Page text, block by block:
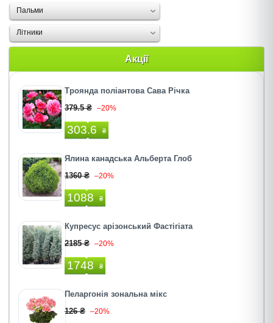
Пальми
Літники
Акції
Троянда поліантова Сава Річка
379.5 ₴ –20%
303.6 ₴
Ялина канадська Альберта Глоб
1360 ₴ –20%
1088 ₴
Купресус арізонський Фастігіата
2185 ₴ –20%
1748 ₴
Пеларгонія зональна мікс
126 ₴ –20%